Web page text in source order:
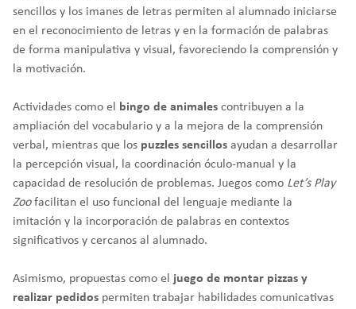
sencillos y los imanes de letras permiten al alumnado iniciarse
en el reconocimiento de letras y en la formación de palabras
de forma manipulativa y visual, favoreciendo la comprensión y
la motivación.
Actividades como el bingo de animales contribuyen a la
ampliación del vocabulario y a la mejora de la comprensión
verbal, mientras que los puzzles sencillos ayudan a desarrollar
la percepción visual, la coordinación óculo-manual y la
capacidad de resolución de problemas. Juegos como Let’s Play
Zoofacilitan el uso funcional del lenguaje mediante la
imitación y la incorporación de palabras en contextos
significativos y cercanos al alumnado.
Asimismo, propuestas como el juego de montar pizzas y
realizar pedidos permiten trabajar habilidades comunicativas